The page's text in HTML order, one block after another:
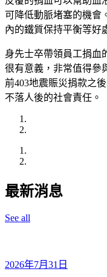
可降低動脈堵塞的機會
內的鐵質保持平衡等好
身先士卒帶領員工捐血
很有意義，非常值得參
前403地震賑災捐款之
不落人後的社會責任。
最新消息
See all
2026年7月31日